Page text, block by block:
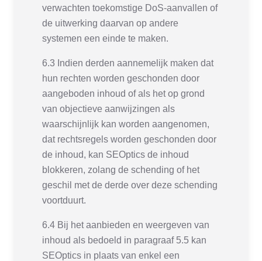
verwachten toekomstige DoS-aanvallen of
de uitwerking daarvan op andere
systemen een einde te maken.
6.3 Indien derden aannemelijk maken dat
hun rechten worden geschonden door
aangeboden inhoud of als het op grond
van objectieve aanwijzingen als
waarschijnlijk kan worden aangenomen,
dat rechtsregels worden geschonden door
de inhoud, kan SEOptics de inhoud
blokkeren, zolang de schending of het
geschil met de derde over deze schending
voortduurt.
6.4 Bij het aanbieden en weergeven van
inhoud als bedoeld in paragraaf 5.5 kan
SEOptics in plaats van enkel een